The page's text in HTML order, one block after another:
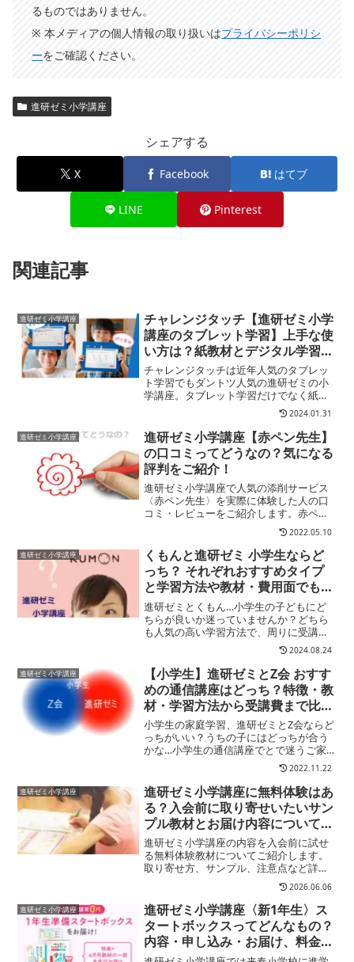
るものではありません。
※ 本メディアの個人情報の取り扱いはプライバシーポリシ
ーをご確認ください。
進研ゼミ小学講座
シェアする
X Facebook はてブ
LINE Pinterest
関連記事
進研ゼミ小学講座
チャレンジタッチ【進研ゼミ小学
講座のタブレット学習】上手な使
い方は？紙教材とデジタル学習を
無駄なく活用する勉強方法を徹底
解説
チャレンジタッチは近年人気のタブレッ
ト学習でもダントツ人気の進研ゼミの小
学講座。タブレット学習だけでなく紙教
材も併用するという学習スタイルは「タ
ブレットで子どもの勉強意欲を高めたい
けど、それだけでは心配…」という保護
者にとって安心できる勉強...
2024.01.31
進研ゼミ小学講座
進研ゼミ小学講座【赤ペン先生】
の口コミってどうなの？気になる
評判をご紹介！
進研ゼミ小学講座で人気の添削サービス
〈赤ペン先生〉を実際に体験した人の口
コミ・レビューをご紹介します。赤ペン
先生の添削課題は進研ゼミオリジナルの
学習サービスとなっているため、実際に
受講してみないとどんなものかわかりに
くいですよね？そこで、こ...
2022.05.10
進研ゼミ小学講座
くもんと進研ゼミ 小学生ならど
っち？ それぞれおすすめタイプ
と学習方法や教材・費用面でも比
較！併用してみた感想もご紹介し
ます
進研ゼミとくもん…小学生の子どもにど
ちらが良いか迷っていませんか？どちら
も人気の高い学習方法で、周りに受講し
ているお子さんがいたり、評判を聞いた
り…ということは多いと思います。で
も、いざ自分の子どもにやらせるならど
ちらが良いか迷いますよね？...
2024.08.24
進研ゼミ小学講座
【小学生】進研ゼミとZ会 おすす
めの通信講座はどっち？特徴・教
材・学習方法から受講費まで比較
検証！
小学生の家庭学習、進研ゼミとZ会ならど
っちがいい？うちの子にはどっちが合う
かな…小学生の通信講座でとで迷うご家
庭は少なくありません。そこでここでは
小学生の家庭学習教材として進研ゼミとZ
会についてこの記事でわかることそれぞ
れの教材の特徴共通点...
2022.11.22
進研ゼミ小学講座
進研ゼミ小学講座に無料体験はあ
る？入会前に取り寄せいたいサン
プル教材とお届け内容について解
説します！
進研ゼミ小学講座の内容を入会前に試せ
る無料体験教材についてご紹介します。
取り寄せ方、サンプル、注意点など詳し
2026.06.06
進研ゼミ小学講座
進研ゼミ小学講座〈新1年生〉ス
タートボックスってどんなもの？
内容・申し込み・お届け、料金か
らプレゼント方法まで一挙公開！